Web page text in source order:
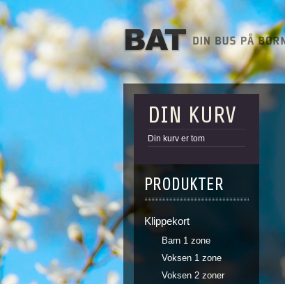
DIN KURV
Din kurv er tom
PRODUKTER
Klippekort
Barn 1 zone
Voksen 1 zone
Voksen 2 zoner